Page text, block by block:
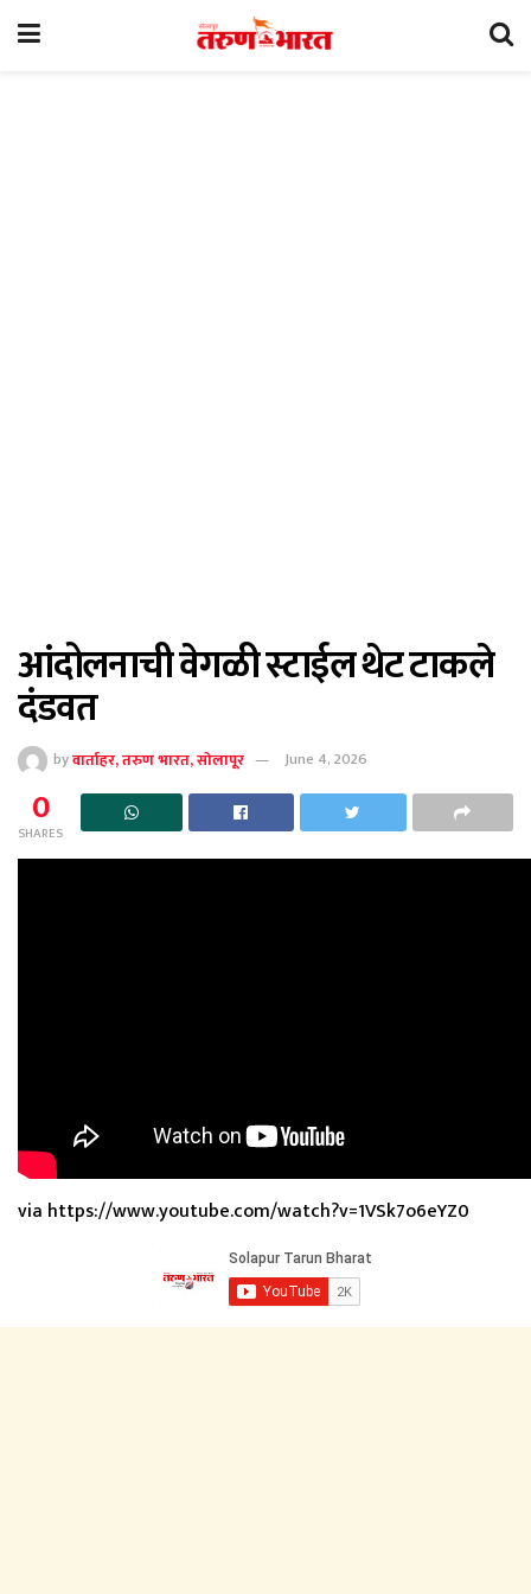
आंदोलनाची वेगळी स्टाईल थेट टाकले
दंडवत
byवार्ताहर, तरुण भारत, सोलापूर June 4, 2026
0
SHARES
via https://www.youtube.com/watch?v=1VSk7o6eYZ0